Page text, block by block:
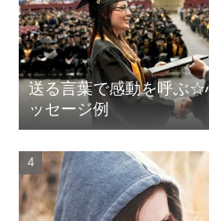
送る言葉で感動を呼ぶ☆
ッセージ例